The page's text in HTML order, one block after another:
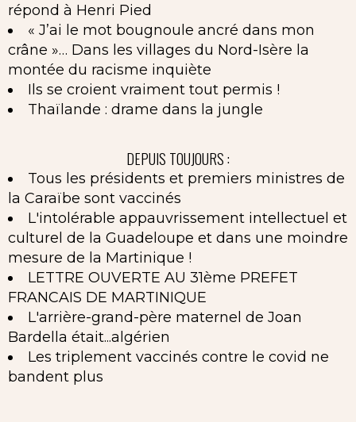
répond à Henri Pied
« J’ai le mot bougnoule ancré dans mon
crâne »… Dans les villages du Nord-Isère la
montée du racisme inquiète
Ils se croient vraiment tout permis !
Thaïlande : drame dans la jungle
DEPUIS TOUJOURS :
Tous les présidents et premiers ministres de
la Caraïbe sont vaccinés
L'intolérable appauvrissement intellectuel et
culturel de la Guadeloupe et dans une moindre
mesure de la Martinique !
LETTRE OUVERTE AU 31ème PREFET
FRANCAIS DE MARTINIQUE
L'arrière-grand-père maternel de Joan
Bardella était...algérien
Les triplement vaccinés contre le covid ne
bandent plus